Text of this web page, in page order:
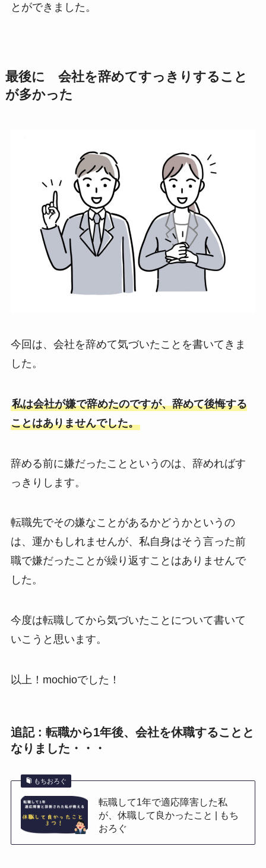
とができました。
最後に 会社を辞めてすっきりすること
が多かった
今回は、会社を辞めて気づいたことを書いてきま
した。
私は会社が嫌で辞めたのですが、辞めて後悔する
ことはありませんでした。
辞める前に嫌だったことというのは、辞めればす
っきりします。
転職先でその嫌なことがあるかどうかというの
は、運かもしれませんが、私自身はそう言った前
職で嫌だったことが繰り返すことはありませんで
した。
今度は転職してから気づいたことについて書いて
いこうと思います。
以上！mochioでした！
追記 : 転職から1年後、会社を休職することと
なりました・・・
もちおろぐ
転職して1年で適応障害した私
が、休職して良かったこと | もち
おろぐ